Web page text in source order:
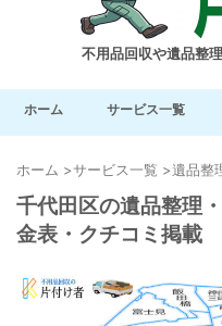
不用品回収や遺品整
ホーム サービス一覧
ホーム >サービス一覧 >遺品整
千代田区の遺品整理
金表・クチコミ掲載